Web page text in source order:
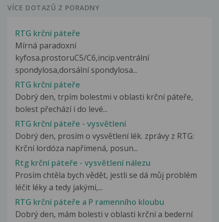
VÍCE DOTAZŮ Z PORADNY
RTG krční páteře
Mírná paradoxní
kyfosa.prostoruC5/C6,incip.ventrální
spondylosa,dorsální spondylosa...
RTG krční páteře
Dobrý den, trpím bolestmi v oblasti krční páteře,
bolest přechází i do levé...
RTG krční páteře - vysvětlení
Dobrý den, prosím o vysvětlení lék. zprávy z RTG:
Krční lordóza napřímená, posun...
Rtg krční páteře - vysvětlení nálezu
Prosím chtěla bych vědět, jestli se dá můj problém
léčit léky a tedy jakými,...
RTG krční páteře a P ramenního kloubu
Dobrý den, mám bolesti v oblasti krční a bederní